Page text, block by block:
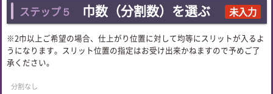
ステップ５ 巾数（分割数）を選ぶ 未入力
※2巾以上ご希望の場合、仕上がり位置に対して均等にスリットが入るよ
うになります。スリット位置の指定はお受け出来かねますので予めご了
承ください。
分割なし